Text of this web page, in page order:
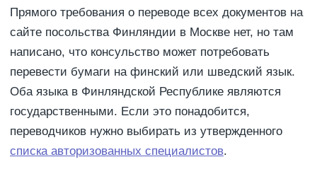
Прямого требования о переводе всех документов на
сайте посольства Финляндии в Москве нет, но там
написано, что консульство может потребовать
перевести бумаги на финский или шведский язык.
Оба языка в Финляндской Республике являются
государственными. Если это понадобится,
переводчиков нужно выбирать из утвержденного
списка авторизованных специалистов.